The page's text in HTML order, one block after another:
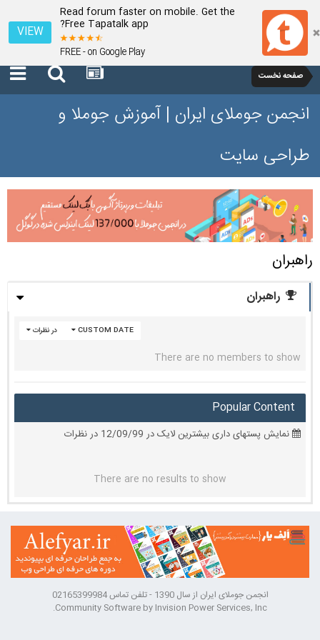
Read forum faster on mobile. Get the
Free Tapatalk app?
FREE - on Google Play
VIEW
صفحه نخست
انجمن جوملای ایران | آموزش جوملا و
طراحی سایت
راهبران
راهبران
در نظرات CUSTOM DATE
There are no members to show
Popular Content
نمایش پستهای داری بیشترین لایک در 12/09/99 در نظرات
There are no results to show
انجمن جوملای ایران از سال 1390 - تلفن تماس 02165399984
Community Software by Invision Power Services, Inc.